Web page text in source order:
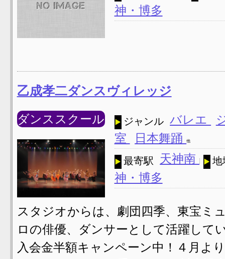
神・博多
乙成孝二ダンスヴィレッジ
ダンススクール ジャンル バレエ
室
日本舞踊他
最寄駅 天神南 地
神・博多
スタジオからは、劇団四季、東宝ミ
ロの俳優、ダンサーとして活躍して
入会金半額キャンペーン中！４月よ